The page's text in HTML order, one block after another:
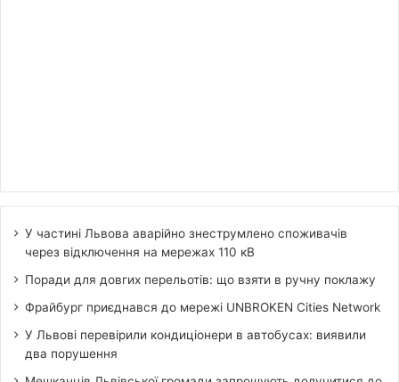
У частині Львова аварійно знеструмлено споживачів
через відключення на мережах 110 кВ
Поради для довгих перельотів: що взяти в ручну поклажу
Фрайбург приєднався до мережі UNBROKEN Cities Network
У Львові перевірили кондиціонери в автобусах: виявили
два порушення